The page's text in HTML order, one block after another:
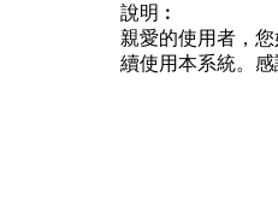
說明︰
親愛的使用者，
續使用本系統。感